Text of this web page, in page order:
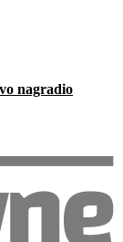
nagradio